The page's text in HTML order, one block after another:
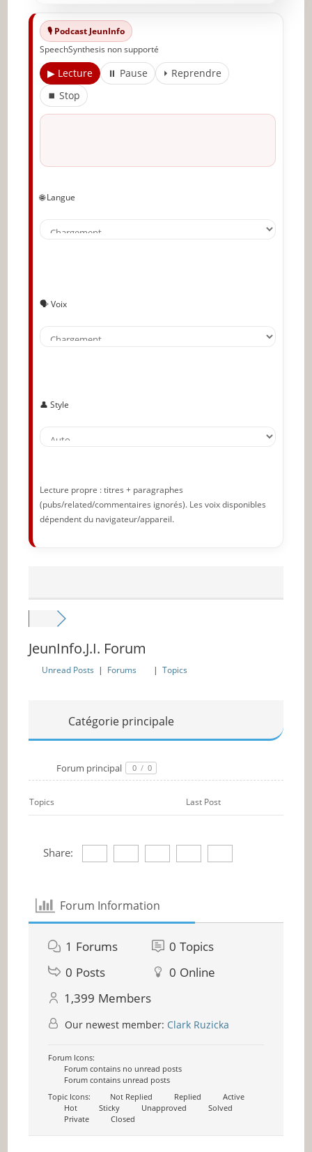
🎙️ Podcast JeunInfo
SpeechSynthesis non supporté
▶ Lecture ⏸ Pause
⏵ Reprendre
⏹ Stop
🌐 Langue
🗣️ Voix
👤 Style
Lecture propre : titres + paragraphes
(pubs/related/commentaires ignorés). Les voix disponibles
dépendent du navigateur/appareil.
JeunInfo.J.I. Forum
Unread Posts | Forums | Topics
Catégorie principale
Forum principal 0 / 0
Topics Last Post
Share:
Forum Information
1 Forums 0 Topics
0 Posts 0 Online
1,399 Members
Our newest member: Clark Ruzicka
Forum Icons:
Forum contains no unread posts
Forum contains unread posts
Topic Icons:
Not Replied Replied
Active
Hot
Sticky Unapproved
Solved
Private
Closed